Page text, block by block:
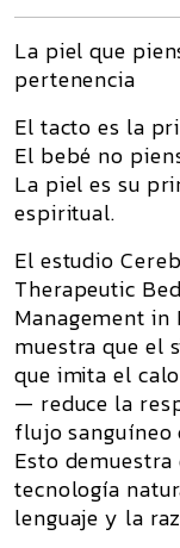
La piel que
pertenencia
El tacto es la
El bebé no
La piel es su
espiritual.
El estudio
Therapeutic
Management
muestra que el
que imita el
— reduce la
flujo
Esto demuestra
tecnología
lenguaje y la